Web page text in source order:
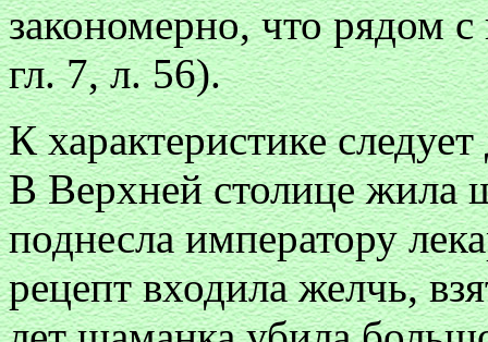
закономерно, что рядом
гл. 7, л. 56).
К характеристике
В Верхней столице жила
поднесла императору
рецепт входила желчь,